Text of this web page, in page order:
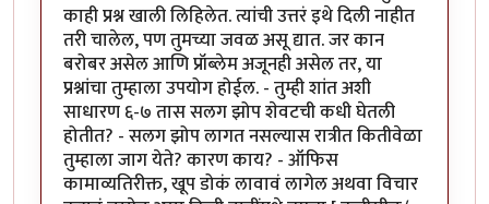
काही प्रश्न खाली लिहिलेत. त्यांची उत्तरं इथे दिली नाहीत
तरी चालेल, पण तुमच्या जवळ असू द्यात. जर कान
बरोबर असेल आणि प्रॉब्लेम अजूनही असेल तर, या
प्रश्नांचा तुम्हाला उपयोग होईल. - तुम्ही शांत अशी
साधारण ६-७ तास सलग झोप शेवटची कधी घेतली
होतीत? - सलग झोप लागत नसल्यास रात्रीत कितीवेळा
तुम्हाला जाग येते? कारण काय? - ऑफिस
कामाव्यतिरीक्त, खूप डोकं लावावं लागेल अथवा विचार